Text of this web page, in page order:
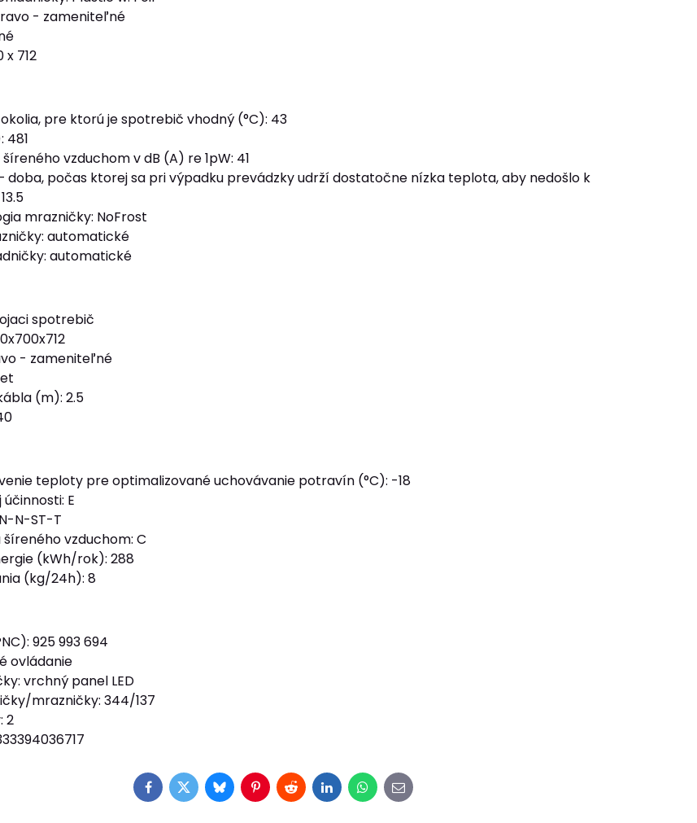
- zameniteľné
x 712
pre ktorú je spotrebič vhodný (°C): 43
481
vzduchom v dB (A) re 1pW: 41
doba, počas ktorej sa pri výpadku prevádzky udrží dostatočne nízka teplota, aby nedošlo k
mrazničky: NoFrost
automatické
automatické
spotrebič
- zameniteľné
(m): 2.5
teploty pre optimalizované uchovávanie potravín (°C): -18
E
N-ST-T
vzduchom: C
(kWh/rok): 288
(kg/24h): 8
925 993 694
ovládanie
vrchný panel LED
mrazničky: 344/137
2
Facebook
TwitterBlueskyPinterest
RedditLinkedInWhatsApp
E-
mail